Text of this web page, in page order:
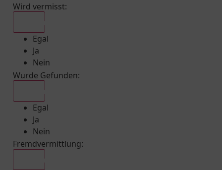
Wird vermisst:
Egal
Ja
Nein
Wurde Gefunden:
Egal
Ja
Nein
Fremdvermittlung: